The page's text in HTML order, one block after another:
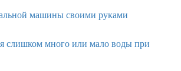
машины своими руками
слишком много или мало воды при